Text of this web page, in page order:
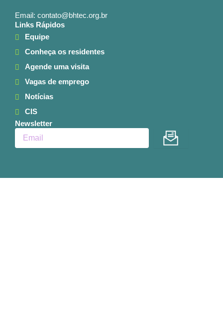
Email: contato@bhtec.org.br
Links Rápidos
Equipe
Conheça os residentes
Agende uma visita
Vagas de emprego
Notícias
CIS
Newsletter
Enviar